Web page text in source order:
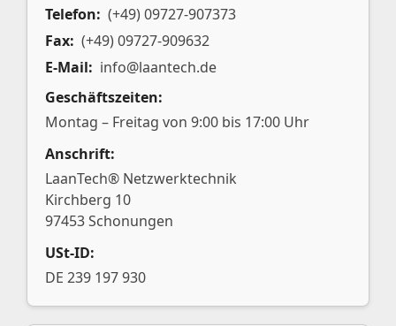
Telefon: (+49) 09727-907373
Fax: (+49) 09727-909632
E-Mail: info@laantech.de
Geschäftszeiten:
Montag – Freitag von 9:00 bis 17:00 Uhr
Anschrift:
LaanTech® Netzwerktechnik
Kirchberg 10
97453 Schonungen
USt-ID:
DE 239 197 930